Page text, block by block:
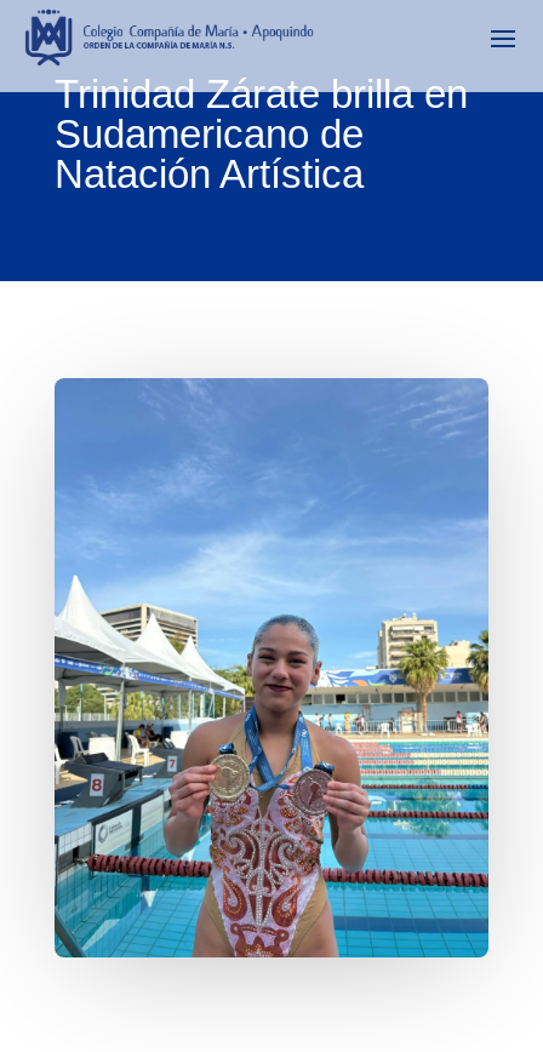
Trinidad Zárate brilla en
Sudamericano de
Natación Artística